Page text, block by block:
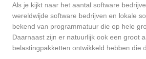
Als je kijkt naar het aantal software
wereldwijde software bedrijven en lokale
bekend van programmatuur die op hele
Daarnaast zijn er natuurlijk ook een groot
belastingpakketten ontwikkeld hebben die